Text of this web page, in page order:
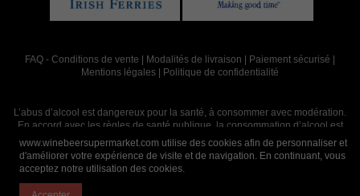
FAQ - Conditions de vente | Modalités de livraison | Paiement sécurisé |
Mentions légales | Politique de confidentialité
L’abus d’alcool est dangereux pour la santé, à consommer avec modération.
En accord avec les règles de santé publique, la consommation d’alcool est
interdite aux mineurs, strictement réservée aux adultes de 18 ans et plus
www.winebeersupermarket.com utilise des cookies afin de personnaliser et
d'améliorer votre expérience de visite et de navigation. En continuant, vous
acceptez notre utilisation des cookies.